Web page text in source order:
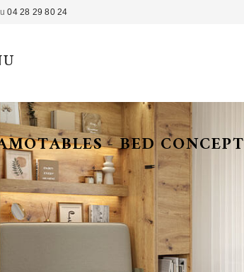
04 28 29 80 24
- BED CONCEPT